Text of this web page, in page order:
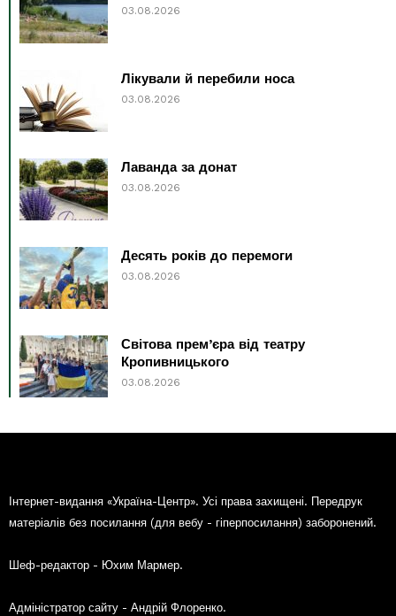
03.08.2026
Лікували й перебили носа
03.08.2026
Лаванда за донат
03.08.2026
Десять років до перемоги
03.08.2026
Світова прем’єра від театру
Кропивницького
03.08.2026
Інтернет-видання «Україна-Центр». Усі права захищені. Передрук
матеріалів без посилання (для вебу - гіперпосилання) заборонений.
Шеф-редактор - Юхим Мармер.
Адміністратор сайту - Андрій Флоренко.